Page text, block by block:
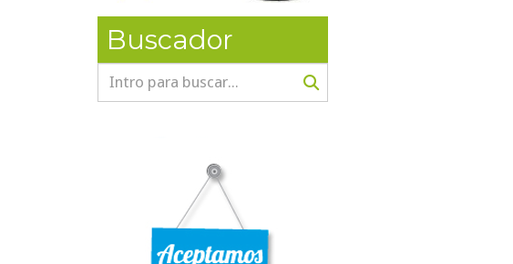
Buscador